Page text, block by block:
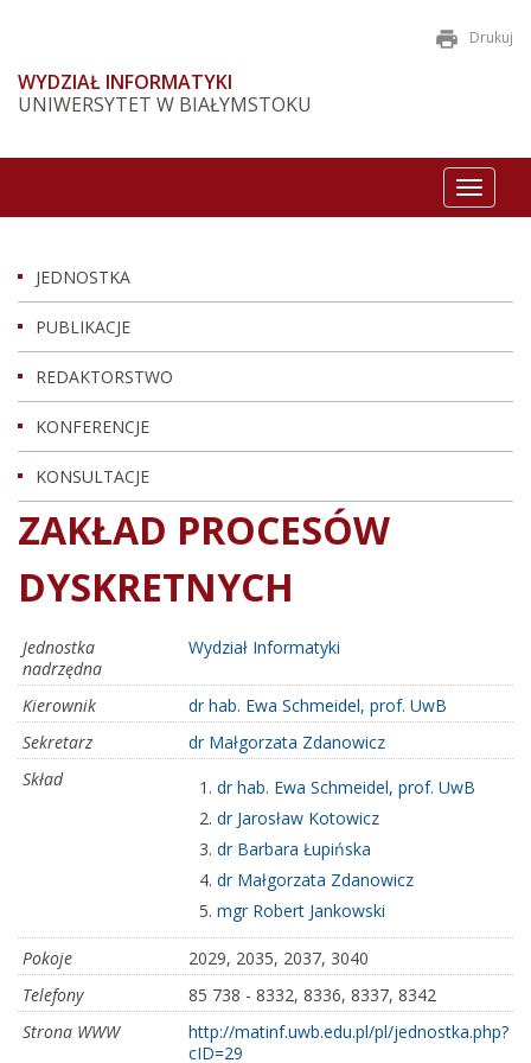
WYDZIAŁ INFORMATYKI
UNIWERSYTET W BIAŁYMSTOKU
Drukuj
Toggle
JEDNOSTKA
PUBLIKACJE
REDAKTORSTWO
KONFERENCJE
KONSULTACJE
ZAKŁAD PROCESÓW
DYSKRETNYCH
Jednostka
nadrzędna
Wydział Informatyki
Kierownik
dr hab. Ewa Schmeidel, prof. UwB
Sekretarz
dr Małgorzata Zdanowicz
Skład
dr hab. Ewa Schmeidel, prof. UwB
dr Jarosław Kotowicz
dr Barbara Łupińska
dr Małgorzata Zdanowicz
mgr Robert Jankowski
Pokoje
2029, 2035, 2037, 3040
Telefony
85 738 - 8332, 8336, 8337, 8342
Strona WWW
http://matinf.uwb.edu.pl/pl/jednostka.php?
cID=29